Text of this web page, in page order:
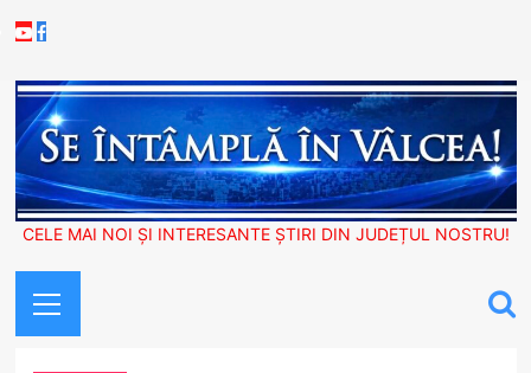
to
Youtube
Facebook
CELE MAI NOI ȘI INTERESANTE ȘTIRI DIN JUDEȚUL NOSTRU!
Menu